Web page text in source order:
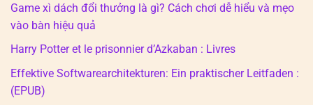
Game xì dách đổi thưởng là gì? Cách chơi dễ hiểu và mẹo
vào bàn hiệu quả
Harry Potter et le prisonnier d’Azkaban : Livres
Effektive Softwarearchitekturen: Ein praktischer Leitfaden :
(EPUB)